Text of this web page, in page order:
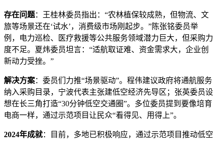
存在问题：王桂林委员指出：“农林植保较成熟，但物流、文
旅等场景还在‘试水’，消费级市场刚起步。”陈张铭委员举
例，电力巡检、医疗救援等公共服务领域潜力巨大，但采购力
度不足。夏炜委员坦言：“适航取证难、资金需求大，企业创
新动力受挫。”
解决方案：委员们力推“场景驱动”。程伟建议政府将通航服务
纳入采购目录，宁波代表主张建低空经济先导区；张英委员设
想在长三角打造“30分钟低空交通圈”。多位委员提到要像培育
电商一样，通过示范项目让民众“看得见、用得上”。
2024年成就：目前，多地已积极响应，通过示范项目推动低空